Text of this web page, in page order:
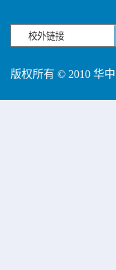
版权所有 © 2010 华